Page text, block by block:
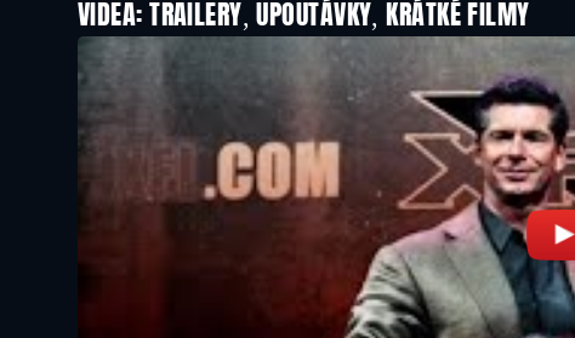
VIDEA: TRAILERY, UPOUTÁVKY, KRÁTKÉ FILMY